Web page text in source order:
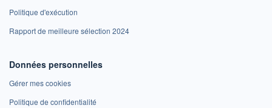
Politique d'exécution
Rapport de meilleure sélection 2024
Données personnelles
Gérer mes cookies
Politique de confidentialité